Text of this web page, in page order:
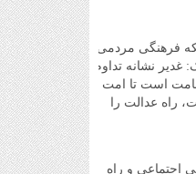
فرهنگی مردمی
نشانه تداوم
است تا امت
راه عدالت را
اجتماعی و راه